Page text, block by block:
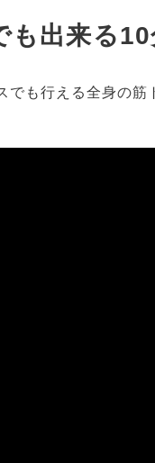
も出来る
でも行える全身の筋